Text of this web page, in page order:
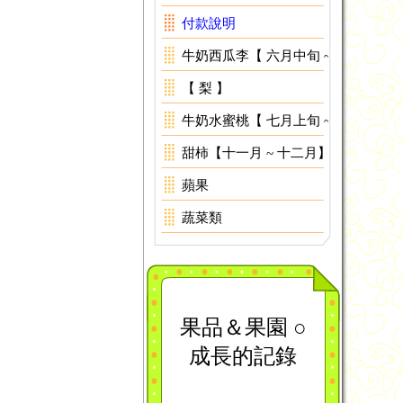
付款說明
牛奶西瓜李【 六月中旬 ~ 六月下旬】
【 梨 】
牛奶水蜜桃【 七月上旬 ~ 八月上旬】
甜柿【十一月 ~ 十二月】
蘋果
蔬菜類
果品＆果園 ○
成長的記錄